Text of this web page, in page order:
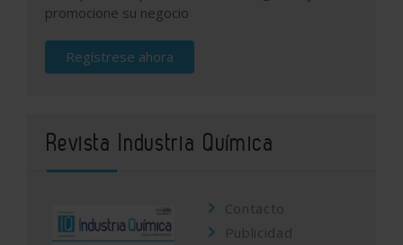
promocione su negocio
Regístrese ahora
Revista Industria Química
Contacto
Publicidad